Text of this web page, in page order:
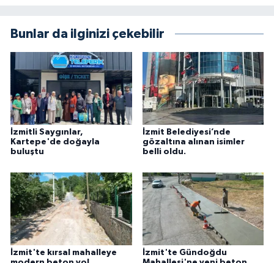
Bunlar da ilginizi çekebilir
İzmitli Saygınlar,
Kartepe'de doğayla
buluştu
İzmit Belediyesi’nde
gözaltına alınan isimler
belli oldu.
İzmit'te kırsal mahalleye
İzmit'te Gündoğdu